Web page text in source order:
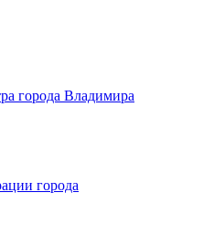
города Владимира
города